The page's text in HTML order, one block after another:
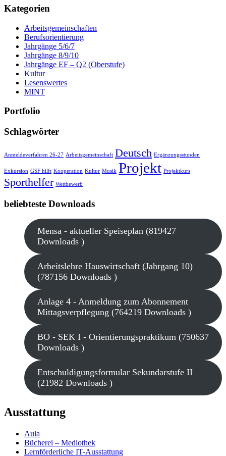
Kategorien
Arbeitsgemeinschaften
Berufsorientierung
Jahrgänge 5/6/7
Jahrgänge 8/9/10
Jahrgänge EF – Q2 (Oberstufe)
Kultur
Lesenswertes
MINT
Portfolio
Schlagwörter
Anmeldeverfahren 26-27 Arbeitsgemeinschaft Deutsch Ergänzungsstunden
Exkursion GSF hilft Kooperation Kultur Musik Projekt Projektkurs
Sporthelfer Wettbewerb
beliebteste Downloads
Mensa - aktueller Speiseplan (819427
Downloads )
Arbeitslehre Hauswirtschaft (Jahrgang 10)
(787156 Downloads )
Anlage 4 - Anmeldung zum Abonnement
Mittagsverpflegung (764219 Downloads )
BO - SEK I - Orientierungspraktikum (750637
Downloads )
Entschuldigungsformular Sekundarstufe II
(21982 Downloads )
Ausstattung
Aula
Bücherei – Mediothek
Lernförderliche IT-Ausstattung